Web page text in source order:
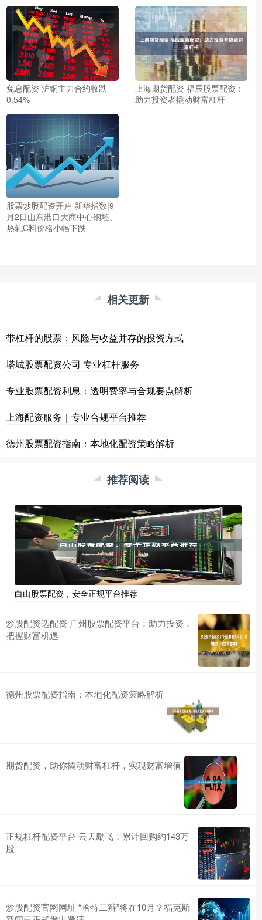
免息配资 沪铜主力合约收跌
0.54%
上海期货配资 福辰股票配资：
助力投资者撬动财富杠杆
股票炒股配资开户 新华指数|9
月2日山东港口大商中心钢坯、
热轧C料价格小幅下跌
相关更新
带杠杆的股票：风险与收益并存的投资方式
塔城股票配资公司 专业杠杆服务
专业股票配资利息：透明费率与合规要点解析
上海配资服务｜专业合规平台推荐
德州股票配资指南：本地化配资策略解析
推荐阅读
白山股票配资，安全正规平台推荐
炒股配资选配资 广州股票配资平台：助力投资，
把握财富机遇
德州股票配资指南：本地化配资策略解析
期货配资，助你撬动财富杠杆，实现财富增值
正规杠杆配资平台 云天励飞：累计回购约143万
股
炒股配资官网网址 “哈特二辩”将在10月？福克斯